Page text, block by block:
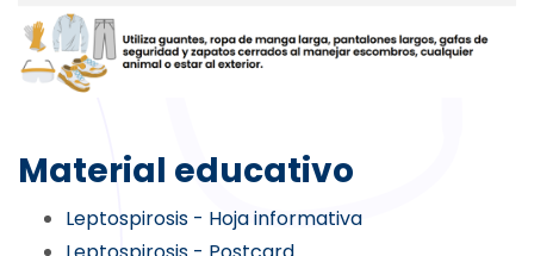
Material educativo
Leptospirosis - Hoja informativa